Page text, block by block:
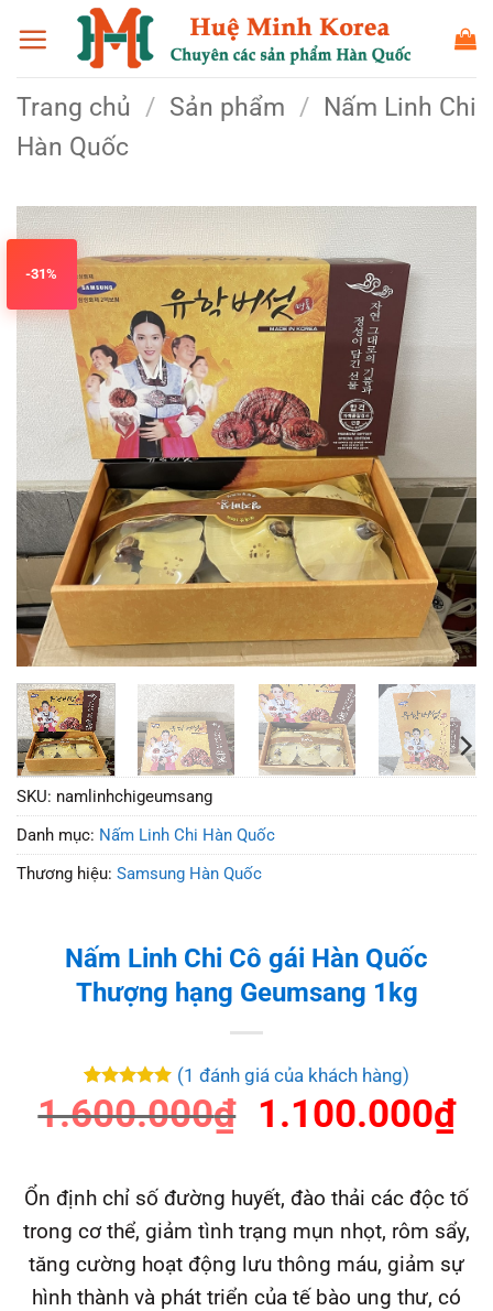
qua
dung
Trang chủ / Sản phẩm /
Nấm Linh Chi
Hàn Quốc
-31%
SKU: namlinhchigeumsang
Danh mục: Nấm Linh Chi Hàn Quốc
Thương hiệu: Samsung Hàn Quốc
Nấm Linh Chi Cô gái Hàn Quốc
Thượng hạng Geumsang 1kg
5 trên 5
dựa trên
1
(1 đánh giá của khách hàng)
1.600.000₫ Giá
là:
1.600.000₫.
1.100.000₫
là:
Ổn định chỉ số đường huyết, đào thải các độc tố
trong cơ thể, giảm tình trạng mụn nhọt, rôm sẩy,
tăng cường hoạt động lưu thông máu, giảm sự
hình thành và phát triển của tế bào ung thư, có